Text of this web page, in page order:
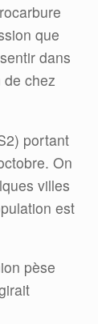
que
dans
de chez
portant
On
villes
est
pèse